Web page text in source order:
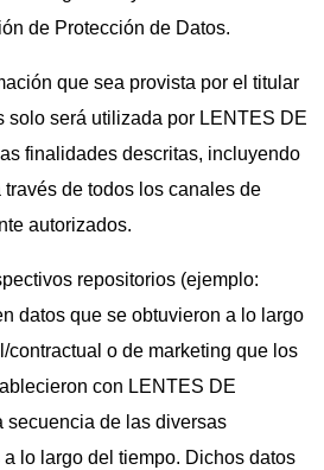
de Protección de Datos.
que sea provista por el titular
solo será utilizada por LENTES DE
finalidades descritas, incluyendo
través de todos los canales de
autorizados.
repositorios (ejemplo:
datos que se obtuvieron a lo largo
contractual o de marketing que los
con LENTES DE
secuencia de las diversas
lo largo del tiempo. Dichos datos